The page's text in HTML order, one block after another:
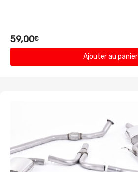
59,00€
Ajouter au panier